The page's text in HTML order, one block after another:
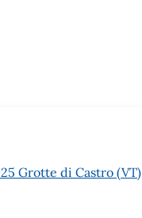
Grotte di Castro (VT)